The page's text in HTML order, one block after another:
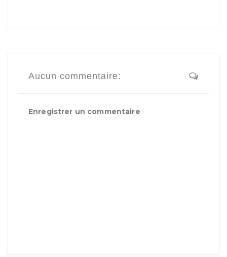
Aucun commentaire:
Enregistrer un commentaire